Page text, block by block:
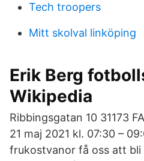
Tech troopers
Mitt skolval linköping
Erik Berg
Wikipedia
Ribbingsgatan 10 31173
21 maj 2021 kl. 07:30 –
frukostvanor få oss att